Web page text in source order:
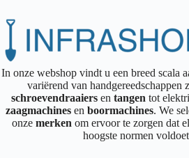
In onze webshop vindt u een breed scala
variërend van handgereedschappen
schroevendraaiersen tangen tot
zaagmachines en boormachines. We
onzemerkenom ervoor te zorgen dat
hoogste normen